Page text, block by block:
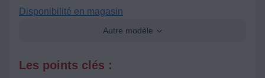
Disponibilité en magasin
Autre modèle
Les points clés :